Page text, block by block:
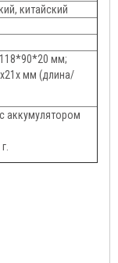
китайский
мм;
мм (длина/
аккумулятором